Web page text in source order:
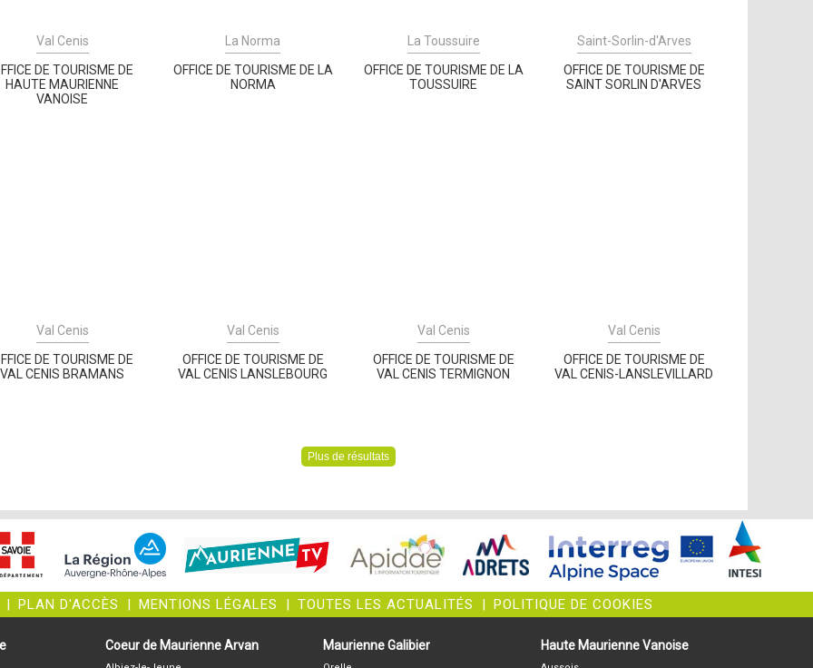
Val Cenis
DE TOURISME DE
HAUTE MAURIENNE
VANOISE
La Norma
OFFICE DE TOURISME DE LA
NORMA
La Toussuire
OFFICE DE TOURISME DE LA
TOUSSUIRE
Saint-Sorlin-d'Arves
OFFICE DE TOURISME DE
SAINT SORLIN D'ARVES
Val Cenis
DE TOURISME DE
VAL CENIS BRAMANS
Val Cenis
OFFICE DE TOURISME DE
VAL CENIS LANSLEBOURG
Val Cenis
OFFICE DE TOURISME DE
VAL CENIS TERMIGNON
Val Cenis
OFFICE DE TOURISME DE
VAL CENIS-LANSLEVILLARD
Plus de résultats
| PLAN D'ACCÈS | MENTIONS LÉGALES | TOUTES LES ACTUALITÉS | POLITIQUE DE COOKIES
Coeur de Maurienne Arvan Maurienne Galibier Haute Maurienne Vanoise